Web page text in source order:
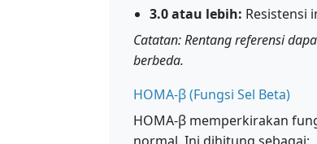
3.0 atau lebih: Resistensi
Catatan: Rentang referensi
berbeda.
HOMA-β (Fungsi Sel Beta)
HOMA-β memperkirakan